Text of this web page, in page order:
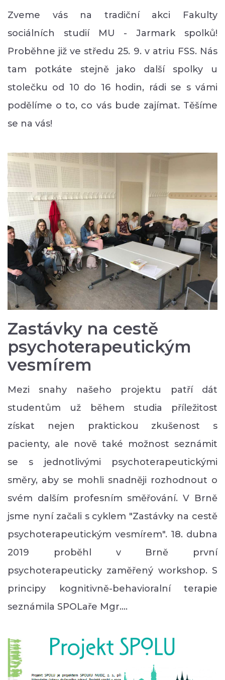
Zveme vás na tradiční akci Fakulty
sociálních studií MU - Jarmark spolků!
Proběhne již ve středu 25. 9. v atriu FSS. Nás
tam potkáte stejně jako další spolky u
stolečku od 10 do 16 hodin, rádi se s vámi
podělíme o to, co vás bude zajímat. Těšíme
se na vás!
Zastávky na cestě
psychoterapeutickým
vesmírem
Mezi snahy našeho projektu patří dát
studentům už během studia příležitost
získat nejen praktickou zkušenost s
pacienty, ale nově také možnost seznámit
se s jednotlivými psychoterapeutickými
směry, aby se mohli snadněji rozhodnout o
svém dalším profesním směřování. V Brně
jsme nyní začali s cyklem "Zastávky na cestě
psychoterapeutickým vesmírem". 18. dubna
2019 proběhl v Brně první
psychoterapeuticky zaměřený workshop. S
principy kognitivně-behavioralní terapie
seznámila SPOLaře Mgr.…